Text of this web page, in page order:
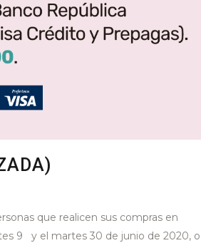
que realicen sus compras en
9 y el martes 30 de junio de 2020, o